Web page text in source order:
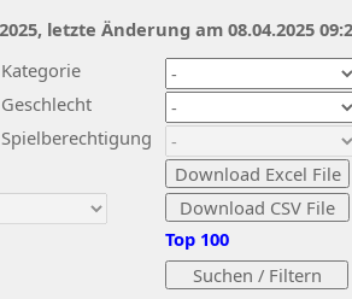
Kategorie
Geschlecht
Spielberechtigung
Top 100
letzte Änderung am 08.04.2025